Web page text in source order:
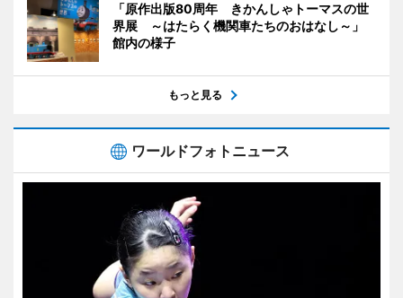
「原作出版80周年 きかんしゃトーマスの世
界展 ～はたらく機関車たちのおはなし～」
館内の様子
もっと見る
ワールドフォトニュース